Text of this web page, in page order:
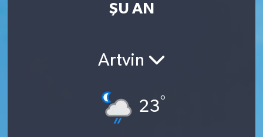
ŞU AN
Artvin
23°